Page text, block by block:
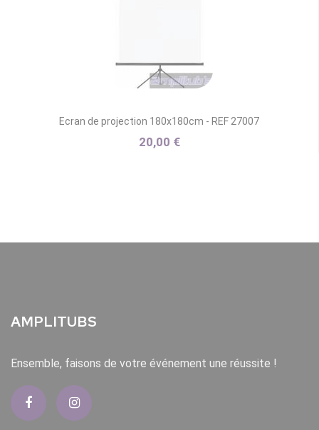
Ecran de projection 180x180cm - REF 27007
20,00 €
AMPLITUBS
Ensemble, faisons de votre événement une réussite !